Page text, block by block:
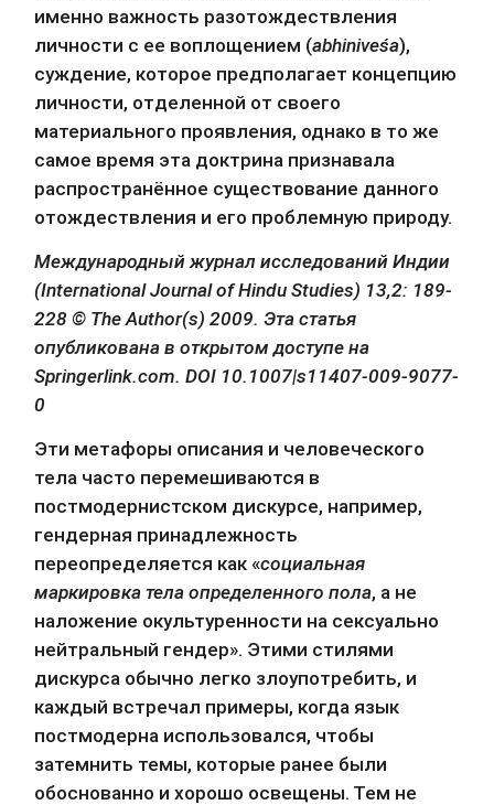
именно важность разотождествления
личности с ее воплощением (abhiniveśa),
суждение, которое предполагает концепцию
личности, отделенной от своего
материального проявления, однако в то же
самое время эта доктрина признавала
распространённое существование данного
отождествления и его проблемную природу.
Международный журнал исследований Индии
(International Journal of Hindu Studies) 13,2: 189-
228 © The Author(s) 2009. Эта статья
опубликована в открытом доступе на
Springerlink.com. DOI 10.1007|s11407-009-9077-
0
Эти метафоры описания и человеческого
тела часто перемешиваются в
постмодернистском дискурсе, например,
гендерная принадлежность
переопределяется как «социальная
маркировка тела определенного пола, а не
наложение окультуренности на сексуально
нейтральный гендер». Этими стилями
дискурса обычно легко злоупотребить, и
каждый встречал примеры, когда язык
постмодерна использовался, чтобы
затемнить темы, которые ранее были
обоснованно и хорошо освещены. Тем не